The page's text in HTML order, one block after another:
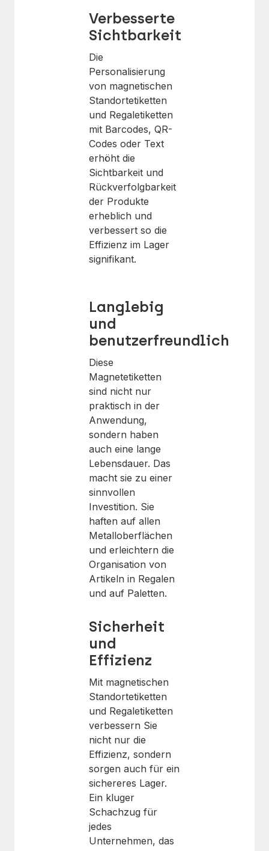
Verbesserte
Sichtbarkeit
Die
Personalisierung
von magnetischen
Standortetiketten
und Regaletiketten
mit Barcodes, QR-
Codes oder Text
erhöht die
Sichtbarkeit und
Rückverfolgbarkeit
der Produkte
erheblich und
verbessert so die
Effizienz im Lager
signifikant.
Langlebig
und
benutzerfreundlich
Diese
Magnetetiketten
sind nicht nur
praktisch in der
Anwendung,
sondern haben
auch eine lange
Lebensdauer. Das
macht sie zu einer
sinnvollen
Investition. Sie
haften auf allen
Metalloberflächen
und erleichtern die
Organisation von
Artikeln in Regalen
und auf Paletten.
Sicherheit
und
Effizienz
Mit magnetischen
Standortetiketten
und Regaletiketten
verbessern Sie
nicht nur die
Effizienz, sondern
sorgen auch für ein
sichereres Lager.
Ein kluger
Schachzug für
jedes
Unternehmen, das